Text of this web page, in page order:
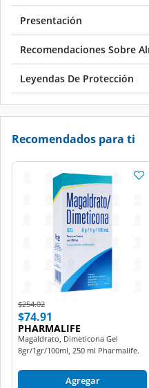
Presentación
Recomendaciones Sobre
Leyendas De Protección
Recomendados para ti
Price reduced from
$254.02to
$74.91
PHARMALIFE
Magaldrato, Dimeticona Gel
8gr/1gr/100ml, 250 ml Pharmalife.
Agregar